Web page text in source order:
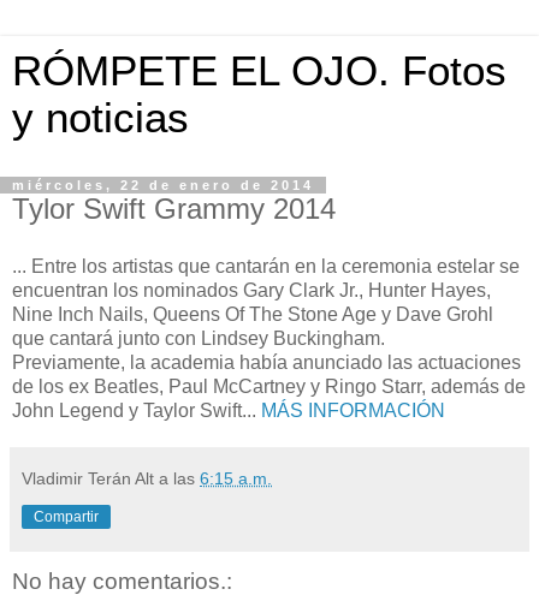
RÓMPETE EL OJO. Fotos
y noticias
miércoles, 22 de enero de 2014
Tylor Swift Grammy 2014
... Entre los artistas que cantarán en la ceremonia estelar se
encuentran los nominados Gary Clark Jr., Hunter Hayes,
Nine Inch Nails, Queens Of The Stone Age y Dave Grohl
que cantará junto con Lindsey Buckingham.
Previamente, la academia había anunciado las actuaciones
de los ex Beatles, Paul McCartney y Ringo Starr, además de
John Legend y Taylor Swift... MÁS INFORMACIÓN
Vladimir Terán Alt a las 6:15 a.m.
Compartir
No hay comentarios.: